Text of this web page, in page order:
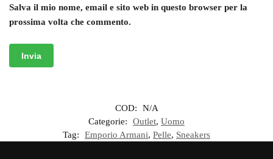
Salva il mio nome, email e sito web in questo browser per la
prossima volta che commento.
COD:
N/A
Categorie:
Outlet, Uomo
Tag:
Emporio Armani, Pelle, Sneakers